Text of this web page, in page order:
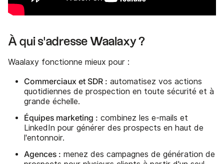
À qui s'adresse Waalaxy ?
Waalaxy fonctionne mieux pour :
Commerciaux et SDR : automatisez vos actions
quotidiennes de prospection en toute sécurité et à
grande échelle.
Équipes marketing : combinez les e-mails et
LinkedIn pour générer des prospects en haut de
l'entonnoir.
Agences : menez des campagnes de génération de